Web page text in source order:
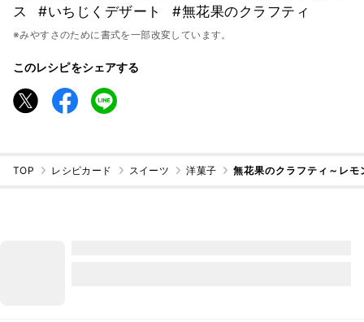
ス
#いちじくデザート #無花果のクラフティ
※みやすさのために書式を一部改変しています。
このレシピをシェアする
TOP レシピカード スイーツ 洋菓子 無花果のクラフティ～レ